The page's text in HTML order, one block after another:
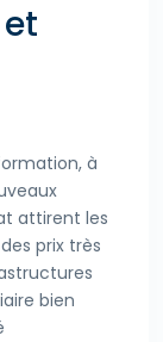
à
attirent les
prix très
bien